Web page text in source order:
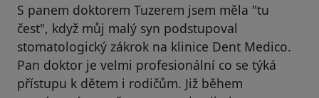
S panem doktorem Tuzerem jsem měla "tu
čest", když můj malý syn podstupoval
stomatologický zákrok na klinice Dent Medico.
Pan doktor je velmi profesionální co se týká
přístupu k dětem i rodičům. Již během